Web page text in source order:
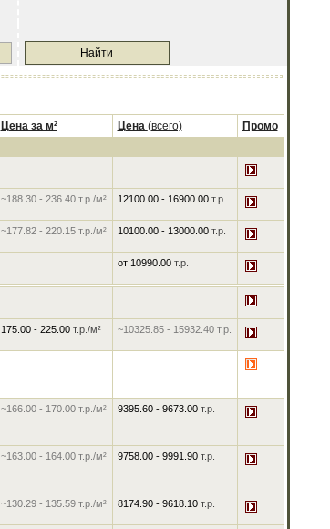
Цена за м² Цена (всего)
Промо
~188.30- 236.40 т.р./м² 12100.00- 16900.00 т.р.
~177.82- 220.15 т.р./м² 10100.00- 13000.00 т.р.
от 10990.00 т.р.
175.00- 225.00 т.р./м² ~10325.85- 15932.40 т.р.
~166.00- 170.00 т.р./м² 9395.60- 9673.00 т.р.
~163.00- 164.00 т.р./м² 9758.00- 9991.90 т.р.
~130.29- 135.59 т.р./м² 8174.90- 9618.10 т.р.